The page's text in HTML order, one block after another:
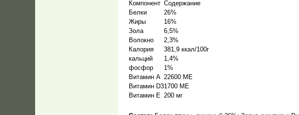
Компонент Содержание
Белки
26%
Жиры
16%
Зола
6,5%
Волокно
2,3%
Калория
381,9 ккал/100г
кальций
1,4%
фосфор
1%
Витамин А 22600 МЕ
Витамин D31700 МЕ
Витамин Е 200 мг